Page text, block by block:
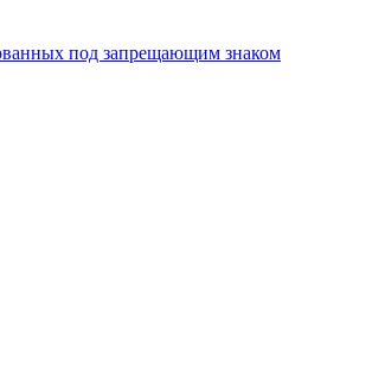
под запрещающим знаком